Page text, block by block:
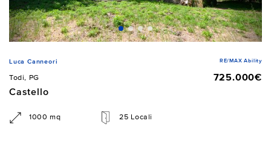
Luca Canneori RE/MAX Ability
Todi, PG
725.000€
Castello
1000 mq 25 Locali